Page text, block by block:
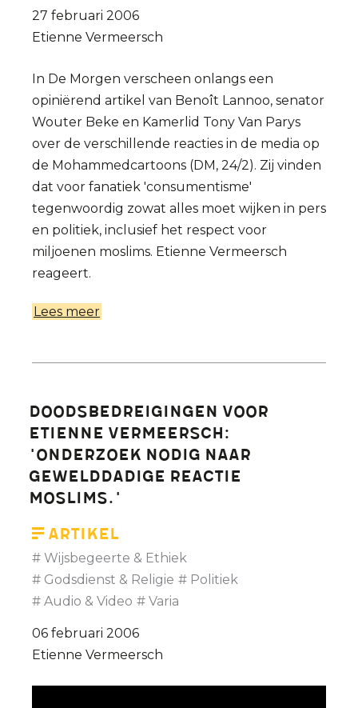
27 februari 2006
Etienne Vermeersch
In De Morgen verscheen onlangs een
opiniërend artikel van Benoît Lannoo, senator
Wouter Beke en Kamerlid Tony Van Parys
over de verschillende reacties in de media op
de Mohammedcartoons (DM, 24/2). Zij vinden
dat voor fanatiek 'consumentisme'
tegenwoordig zowat alles moet wijken in pers
en politiek, inclusief het respect voor
miljoenen moslims. Etienne Vermeersch
reageert.
Lees meer
is
wél
mogelijk.
Doodsbedreigingen voor
Etienne Vermeersch:
'Onderzoek nodig naar
gewelddadige reactie
moslims.'
Artikel
Wijsbegeerte & Ethiek
Godsdienst & Religie
Politiek
Audio & Video
Varia
06 februari 2006
Etienne Vermeersch